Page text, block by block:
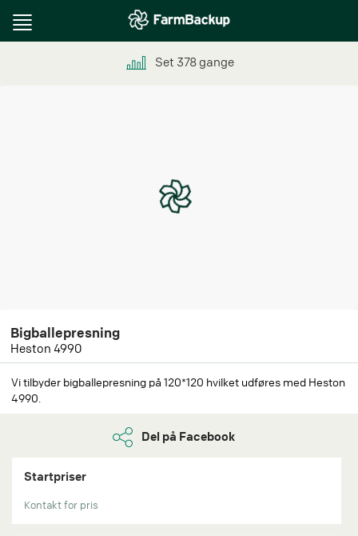
Toggle
Set 378gange
Bigballepresning
Heston 4990
Vi tilbyder bigballepresning på 120*120 hvilket udføres med Heston
4990.
Del på Facebook
Startpriser
Kontakt for pris